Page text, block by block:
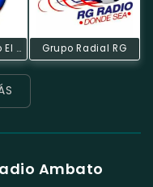
Explosión Radio El Impulso Del Ecuador Grupo Radial RG
Ambato